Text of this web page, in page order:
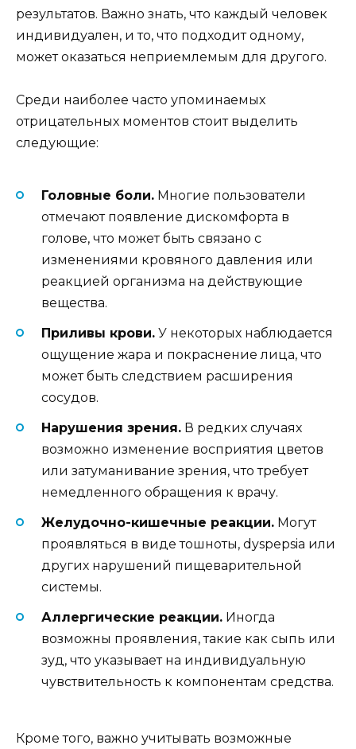
результатов. Важно знать, что каждый человек
индивидуален, и то, что подходит одному,
может оказаться неприемлемым для другого.
Среди наиболее часто упоминаемых
отрицательных моментов стоит выделить
следующие:
Головные боли. Многие пользователи
отмечают появление дискомфорта в
голове, что может быть связано с
изменениями кровяного давления или
реакцией организма на действующие
вещества.
Приливы крови. У некоторых наблюдается
ощущение жара и покраснение лица, что
может быть следствием расширения
сосудов.
Нарушения зрения. В редких случаях
возможно изменение восприятия цветов
или затуманивание зрения, что требует
немедленного обращения к врачу.
Желудочно-кишечные реакции. Могут
проявляться в виде тошноты, dyspepsia или
других нарушений пищеварительной
системы.
Аллергические реакции. Иногда
возможны проявления, такие как сыпь или
зуд, что указывает на индивидуальную
чувствительность к компонентам средства.
Кроме того, важно учитывать возможные